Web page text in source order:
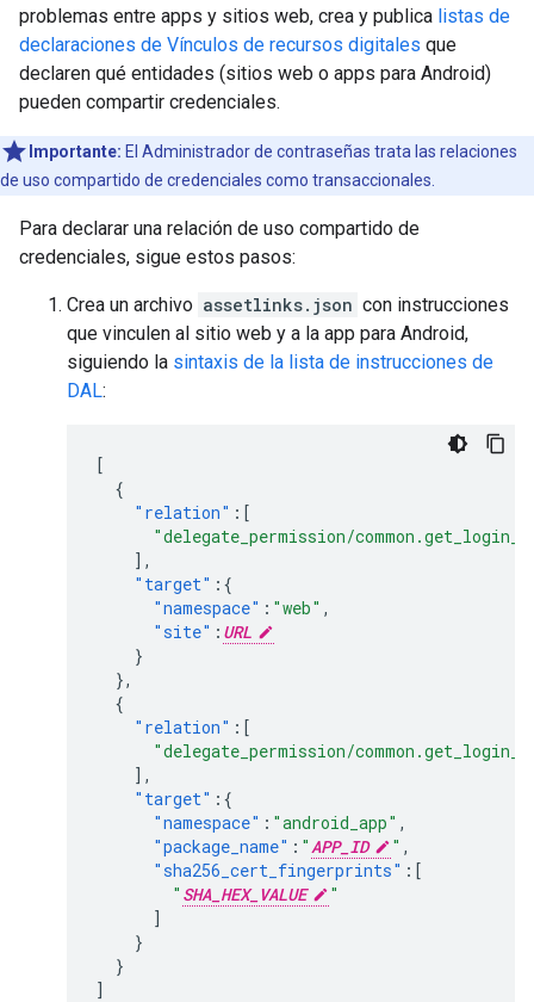
problemas entre apps y sitios web, crea y publica listas de
declaraciones de Vínculos de recursos digitales que
declaren qué entidades (sitios web o apps para Android)
pueden compartir credenciales.
Importante: El Administrador de contraseñas trata las relaciones
de uso compartido de credenciales como transaccionales.
Para declarar una relación de uso compartido de
credenciales, sigue estos pasos:
Crea un archivo assetlinks.json con instrucciones
que vinculen al sitio web y a la app para Android,
siguiendo la sintaxis de la lista de instrucciones de
DAL:
[
{
"relation" :[
"delegate_permission/
],
"target" :{
"namespace" : "web" ,
"site" : URL
}
},
{
"relation" :[
"delegate_permission/
],
"target" :{
"namespace" : "android_app" ,
"package_name" : "APP_ID " ,
"sha256_cert_fingerprints" :[
" SHA_HEX_VALUE
"
]
}
}
]